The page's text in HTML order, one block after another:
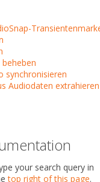
synchronisieren
Audiodaten extrahieren
your search query in
top right of this page.